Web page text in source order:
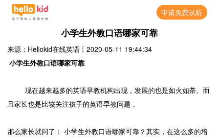
申请免费试听
小学生外教口语哪家可靠
来源：Hellokid在线英语 丨 2020-05-11 19:44:34
小学生外教口语哪家可靠
现在越来越多的英语早教机构出现，发展的也是如火如荼。而
且家长也是比较关注孩子的英语早教问题，
那么家长就问了： 小学生外教口语哪家可靠？其实，在这么多的培